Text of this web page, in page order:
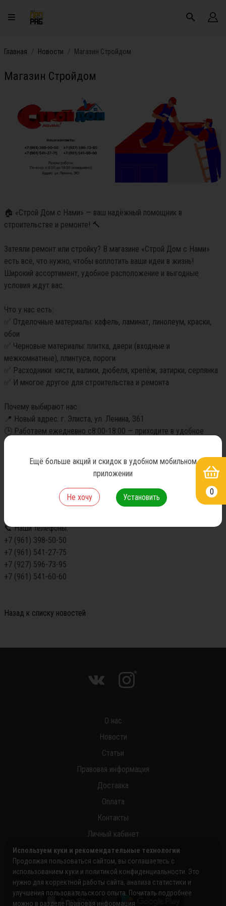
Главная Новости Магазин Стройдом
Магазин Стройдом
🏠 «Строй Дом с Нами» — ваш надёжный помощник в
строительстве и ремонте! 🔨
Затеяли ремонт или стройку? В магазине «Строй Дом с Нами»
есть всё, что нужно, чтобы воплотить ваши идеи в жизнь!
Широкий ассортимент, удобное расположение и выгодные
условия ждут вас.
Что у нас есть:
✅ Отделочные материалы: кафель, ламинат, линолеум, краски,
обои
✅ Черновые материалы: плитка, двери (входные и
межкомнатные), плинтуса, пороги
✅ Расходники: кисти, валики, дюбеля, крепёж, затирки, серпянка
✅ И многое другое для строительства и ремонта
Почему выбирают нас:
📍 Новый адрес: г. Элиста, ул. Ленина, 361
🕒 Работаем ежедневно с8:00-18:00 — приходите в удобное
время
покупателей
🚚 Организуем доставку — ремонт не ждёт!
👥 Дружелюбные консультанты помогут подобрать всё
📞 Наши телефоны:
+7 (961) 398-50-50
+7 (961) 541-27-75
+7 (927) 596-73-95
+7 (961) 541-60-60
Назад к списку новостей
*
О нас
Новости
Статьи
Правовая информация
Доставка
Оплата
Контакты
Личный кабинет
0
Используем куки и рекомендательные технологии
Продолжая пользоваться сайтом, вы соглашаетесь с
использованием куки и политикой конфиденциальности. Это
нужно для корректной работы сайта, анализа статистики и
улучшения пользовательского опыта. Почитать подробнее
можно в разделе Правовая информация
Ещё больше акций и скидок в удобном мобильном
приложении
Не хочу Установить